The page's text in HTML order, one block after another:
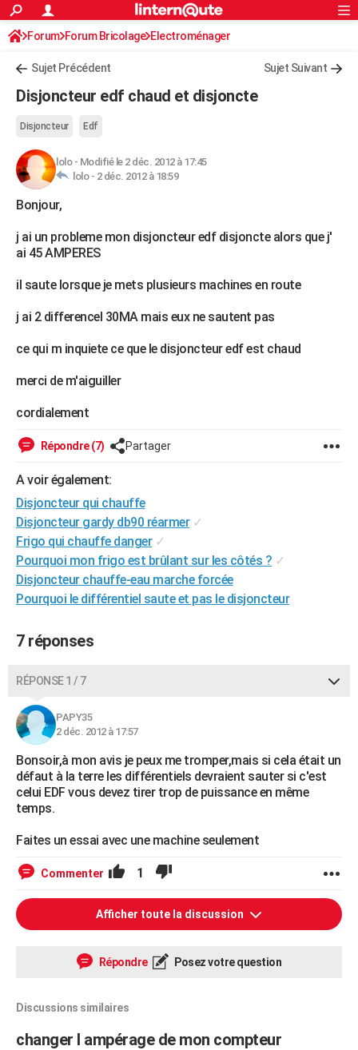
ACTUALITÉS
Politique
Société
Faits Divers
Education
Monde
Villes
+
AUTO
Essais
Réserver un essai
Citadines
Berlines
SUV
Forum auto
+HIGH-TECH
Mobiles
Meilleur smartphone
Internet
Ordinateurs
Jeux vidéo
Guide high-tech
+BRICOLAGE
Forum
Aménagement intérieur
Extérieur
Cuisine
Salle de bains
Jardinage
Rangement
WEEK-END
LIFESTYLE
SANTE
Alimentation
Guide de la santé
Maladies
Médicaments
Sommeil
VOYAGE
Destinations
City break
Voyage nature
Voyage de noces
Forum
PHOTO
GUIDES D'ACHAT
BONS PLANS
CARTE DE VOEUX
Carte de Noël
Carte Bonne année
Carte Saint-Valentin
Carte Pâques
Carte d'anniversaire
DICTIONNAIRE
Dictionnaire
Biographies
Citations
Expressions
Proverbes
PROGRAMME TV
COPAINS D'AVANT
S'inscrire
Se connecter
Lycées
Collèges
Primaires
Universités
Entreprises
Service militaire
Avis de recherche
AVIS DE DÉCÈS
FORUM
S'inscrire
Connexion
Forum Forum Bricolage Electroménager
Sujet Précédent Sujet Suivant
Disjoncteur edf chaud et disjoncte
Disjoncteur Edf
lolo- Modifié le 2 déc. 2012 à 17:45
lolo - 2 déc. 2012 à 18:59
Bonjour,
j ai un probleme mon disjoncteur edf disjoncte alors que j'
ai 45 AMPERES
il saute lorsque je mets plusieurs machines en route
j ai 2 differencel 30MA mais eux ne sautent pas
ce qui m inquiete ce que le disjoncteur edf est chaud
merci de m'aiguiller
cordialement
Répondre (7) Partager
A voir également:
Disjoncteur qui chauffe
Disjoncteur gardy db90 réarmer ✓
Frigo qui chauffe danger ✓
Pourquoi mon frigo est brûlant sur les côtés ? ✓
Disjoncteur chauffe-eau marche forcée
Pourquoi le différentiel saute et pas le disjoncteur
7 réponses
RÉPONSE 1 / 7
PAPY35
2 déc. 2012 à 17:57
Bonsoir,à mon avis je peux me tromper,mais si cela était un
défaut à la terre les différentiels devraient sauter si c'est
celui EDF vous devez tirer trop de puissance en même
temps.
Faites un essai avec une machine seulement
Commenter 1
Afficher toute la discussion
Répondre Posez votre question
Discussions similaires
changer l ampérage de mon compteur